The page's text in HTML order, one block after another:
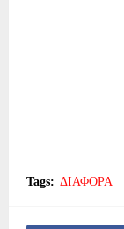
Tags: ΔΙΑΦΟΡΑ